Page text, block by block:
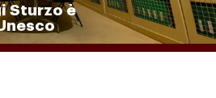
Sturzo è